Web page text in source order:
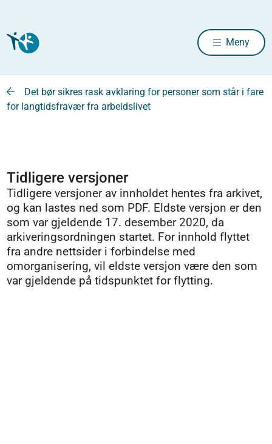
Meny
Det bør sikres rask avklaring for personer som står i fare
for langtidsfravær fra arbeidslivet
Tidligere versjoner
Tidligere versjoner av innholdet hentes fra arkivet,
og kan lastes ned som PDF. Eldste versjon er den
som var gjeldende 17. desember 2020, da
arkiveringsordningen startet. For innhold flyttet
fra andre nettsider i forbindelse med
omorganisering, vil eldste versjon være den som
var gjeldende på tidspunktet for flytting.